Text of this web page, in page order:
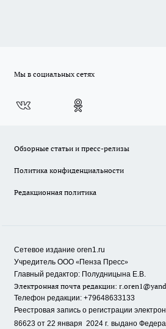
Мы в социальных сетях
Обзорные статьи и пресс-релизы
Политика конфиденциальности
Редакционная политика
Сетевое издание oren1.ru
Учредитель ООО «Пенза Пресс»
Главный редактор: Полудницына Е.В.
Электронная почта редакции:
Телефон редакции: +79648633133
Реестровая запись о регистрации
86623 от 22 января 2024 г. выдано